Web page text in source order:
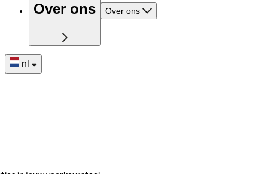
Over ons Over ons
nl